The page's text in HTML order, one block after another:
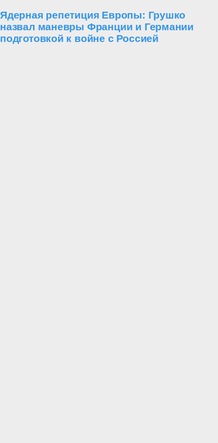
Ядерная репетиция Европы: Грушко
назвал маневры Франции и Германии
подготовкой к войне с Россией